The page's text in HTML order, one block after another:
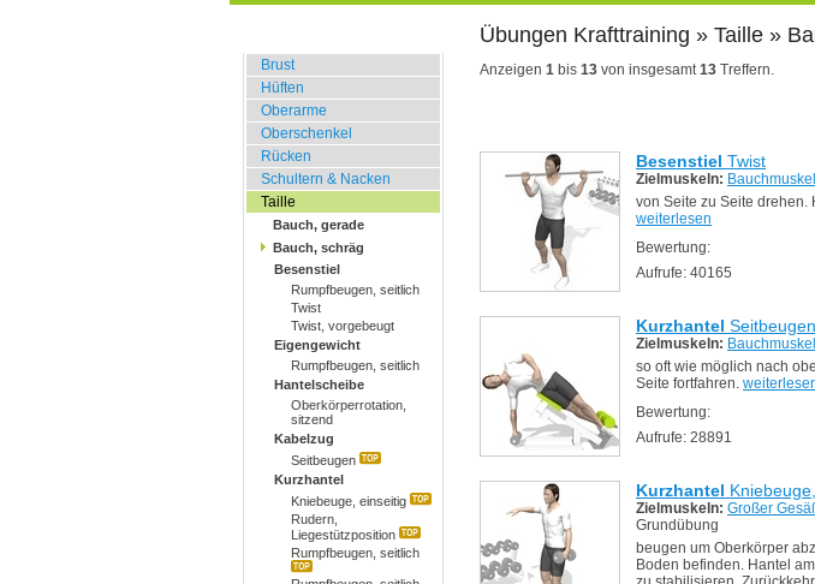
Brust
Hüften
Oberarme
Oberschenkel
Rücken
Schultern & Nacken
Taille
Bauch, gerade
Bauch, schräg
Besenstiel
Rumpfbeugen, seitlich
Twist
Twist, vorgebeugt
Eigengewicht
Rumpfbeugen, seitlich
Hantelscheibe
Oberkörperrotation,
sitzend
Kabelzug
Seitbeugen
Kurzhantel
Kniebeuge, einseitig
Rudern,
Liegestützposition
Rumpfbeugen, seitlich
Übungen Krafttraining » Taille »
Anzeigen 1 bis 13 von insgesamt13 Treffern.
Besenstiel Twist
Zielmuskeln:
von Seite zu Seite drehen.
weiterlesen
Bewertung:
Aufrufe: 40165
Kurzhantel
Zielmuskeln:
so oft wie möglich nach
Seite fortfahren.
Bewertung:
Aufrufe: 28891
Kurzhantel
Zielmuskeln: Großer
Grundübung
beugen um Oberkörper
Boden befinden. Hantel